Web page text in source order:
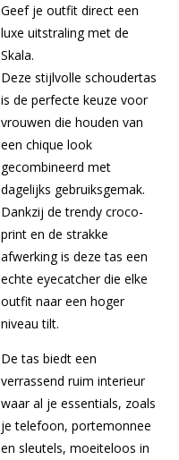
Geef je outfit direct een
luxe uitstraling met de
Skala.
Deze stijlvolle schoudertas
is de perfecte keuze voor
vrouwen die houden van
een chique look
gecombineerd met
dagelijks gebruiksgemak.
Dankzij de trendy croco-
print en de strakke
afwerking is deze tas een
echte eyecatcher die elke
outfit naar een hoger
niveau tilt.
De tas biedt een
verrassend ruim interieur
waar al je essentials, zoals
je telefoon, portemonnee
en sleutels, moeiteloos in